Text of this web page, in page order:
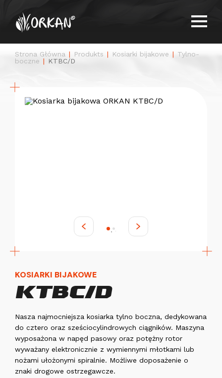
Strona Główna Produkts Kosiarki bijakowe
Tylno-
boczne
KTBC/D
KOSIARKI BIJAKOWE
KTBC/D
Nasza najmocniejsza kosiarka tylno boczna, dedykowana
do cztero oraz sześciocylindrowych ciągników. Maszyna
wyposażona w napęd pasowy oraz potężny rotor
wyważany elektronicznie z wymiennymi młotkami lub
nożami ułożonymi spiralnie. Możliwe doposażenie o
znaki drogowe ostrzegawcze.